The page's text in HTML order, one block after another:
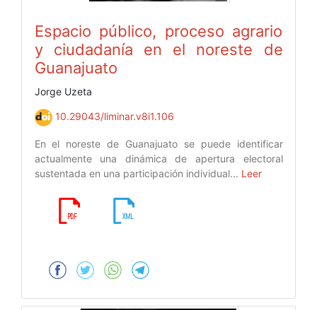
Espacio público, proceso agrario
y ciudadanía en el noreste de
Guanajuato
Jorge Uzeta
10.29043/liminar.v8i1.106
En el noreste de Guanajuato se puede identificar
actualmente una dinámica de apertura electoral
sustentada en una participación individual... Leer